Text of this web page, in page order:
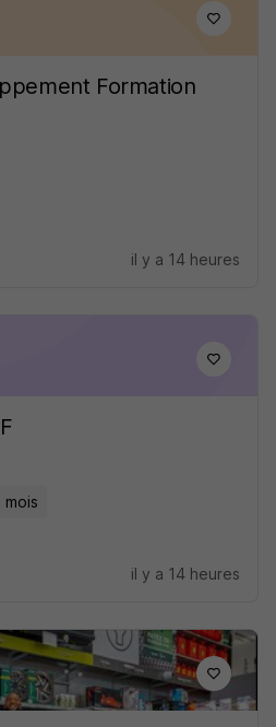
Formation
il y a 14 heures
mois
il y a 14 heures